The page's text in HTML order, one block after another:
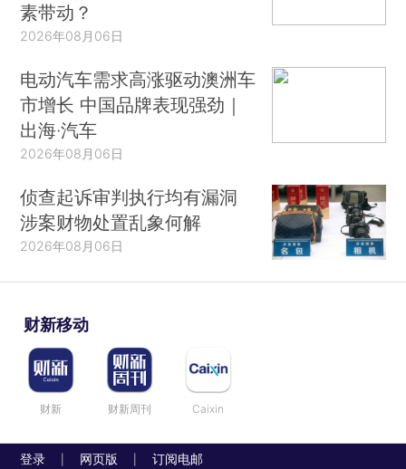
素带动？
2026年08月06日
电动汽车需求高涨驱动澳洲车
市增长 中国品牌表现强劲｜
出海·汽车
2026年08月06日
侦查起诉审判执行均有漏洞
涉案财物处置乱象何解
2026年08月06日
财新移动
财新 财新周刊 Caixin
登录 网页版 订阅电邮